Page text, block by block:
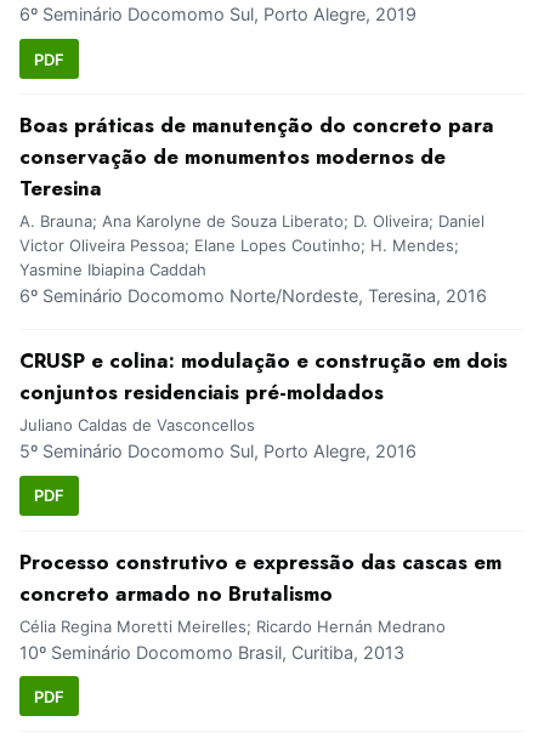
6º Seminário Docomomo Sul, Porto Alegre, 2019
PDF
Boas práticas de manutenção do concreto para
conservação de monumentos modernos de
Teresina
A. Brauna; Ana Karolyne de Souza Liberato; D. Oliveira; Daniel
Victor Oliveira Pessoa; Elane Lopes Coutinho; H. Mendes;
Yasmine Ibiapina Caddah
6º Seminário Docomomo Norte/Nordeste, Teresina, 2016
CRUSP e colina: modulação e construção em dois
conjuntos residenciais pré-moldados
Juliano Caldas de Vasconcellos
5º Seminário Docomomo Sul, Porto Alegre, 2016
PDF
Processo construtivo e expressão das cascas em
concreto armado no Brutalismo
Célia Regina Moretti Meirelles; Ricardo Hernán Medrano
10º Seminário Docomomo Brasil, Curitiba, 2013
PDF